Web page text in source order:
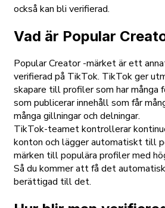
också kan bli verifierad.
Vad är Popular
Popular Creator -märket är ett
verifierad på TikTok. TikTok ger
skapare till profiler som har många
som publicerar innehåll som får
många gillningar och delningar.
TikTok-teamet kontrollerar
konton och lägger automatiskt till
märken till populära profiler med
Så du kommer att få det
berättigad till det.